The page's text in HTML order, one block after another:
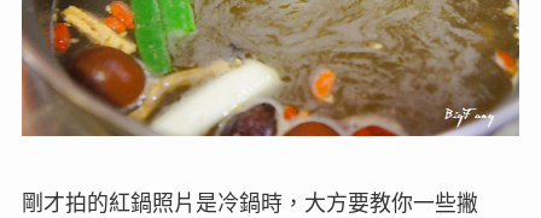
剛才拍的紅鍋照片是冷鍋時，大方要教你一些撇